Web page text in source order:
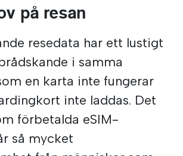
på resan
resedata har ett lustigt
i samma
en karta inte fungerar
inte laddas. Det
förbetalda eSIM-
så mycket